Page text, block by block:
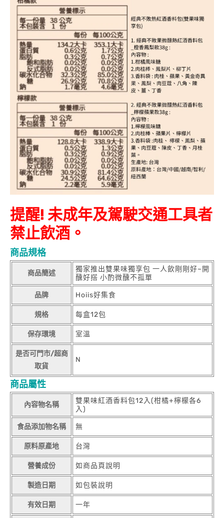
提醒! 未成年及駕駛交通工具者
禁止飲酒。
商品規格
商品簡述
獨家推出雙果味獨享包 一人飲剛剛好~開
醺好搭 小酌微醺不孤單
品牌 Hoiis好集食
規格 每盒12包
保存環境 室溫
是否可門市/超商
取貨
N
商品屬性
內容物名稱
雙果味紅酒香料包12入(柑橘+檸檬各6
入)
食品添加物名稱 無
原料原產地 台灣
營養成份 如商品頁說明
製造日期 如包裝說明
有效日期 一年